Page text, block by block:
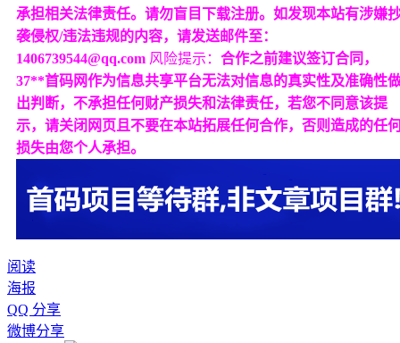
承担相关法律责任。请勿盲目下载注册。如发现本站有涉嫌
袭侵权/违法违规的内容，请发送邮件至：
1406739544@qq.com 风险提示： 合作之前建议签订合同，
37**首码网作为信息共享平台无法对信息的真实性及准确性
出判断，不承担任何财产损失和法律责任，若您不同意该提
示，请关闭网页且不要在本站拓展任何合作，否则造成的任
损失由您个人承担。
阅读
海报
QQ 分享
微博分享